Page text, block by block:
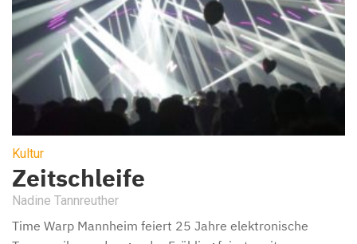
Kultur
Zeitschleife
Nadine Tannreuther
Time Warp Mannheim feiert 25 Jahre elektronische